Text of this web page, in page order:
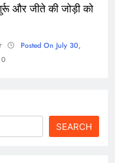
और जीते की जोड़ी को
Posted On July 30,
0
SEARCH